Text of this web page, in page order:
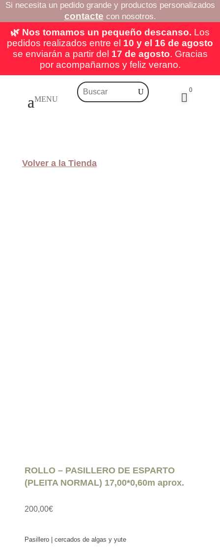
Si necesita un pedido grande y productos personalizados
contacte con nosotros.
🌿 Nos tomamos un pequeño descanso. Los
pedidos realizados entre el 10 y el 16 de agosto
se enviarán a partir del 17 de agosto. Gracias
por acompañarnos y feliz verano.

0
Volver a la Tienda
ROLLO – PASILLERO DE ESPARTO
(PLEITA NORMAL) 17,00*0,60m aprox.
200,00€
Pasillero | cercados de algas y yute